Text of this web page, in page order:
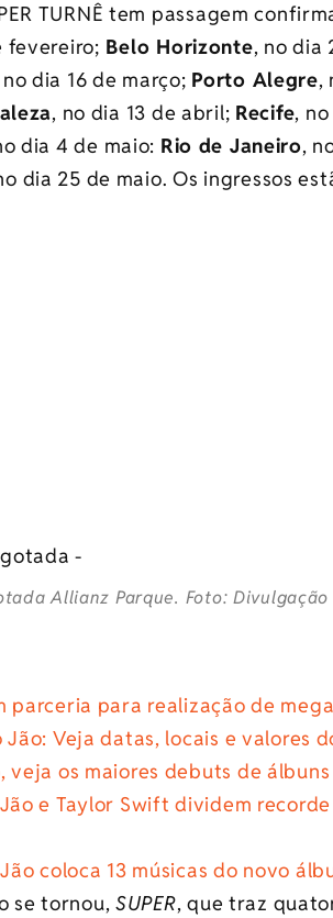
TURNÊ tem passagem
fevereiro; Belo Horizonte, no dia
no dia 16 de março; Porto Alegre,
, no dia 13 de abril; Recife,
dia 4 de maio: Rio de Janeiro,
dia 25 de maio. Os ingressos
Allianz Parque. Foto: Divulgação
parceria para realização de
Jão: Veja datas, locais e valores
veja os maiores debuts de
e Taylor Swift dividem
Jão coloca 13 músicas do novo
se tornou,SUPER, que traz